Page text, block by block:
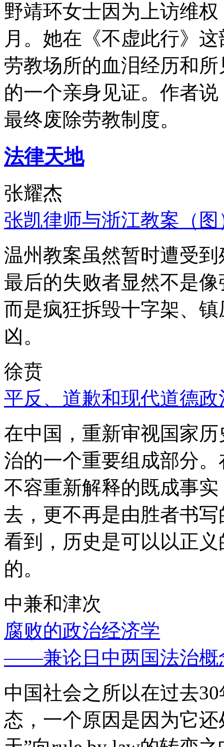
野靖环女士因为上访维
月。她在《不虚此行》
劳教场所的血泪经历和
的一个亲身见证。作者
最终废除劳教制度。
法律天地
张耀杰
张凯律师与浙江教案（图
温州教案虽然暂时遭受
最后的失败者显然不是
而是疯狂拆毁十字架、
凶。
徐贲
平反、道歉和现代道德政
在中国，重新审视国家
治的一个重要组成部分
不容重新解释的既成事
去，更不再是由胜者书
看到，历史是可以以正
的。
中兼和津次
腐败的政治经济学
——兼论日中两国法治概
中国社会之所以在过去
态，一个原因是因为它